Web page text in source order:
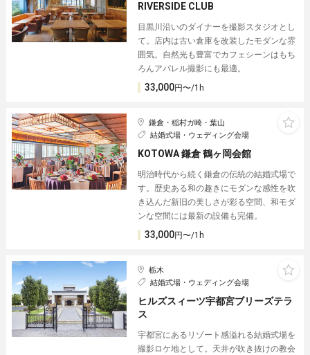
RIVERSIDE CLUB
目黒川沿いのダイナーを撮影スタジオとし
て。店内は古い倉庫を改装したモダンな雰
囲気。自然光も豊富でカフェシーンはもち
ろんアパレル撮影にも最適。
33,000円〜/1h
鎌倉・稲村ガ崎・葉山
結婚式場・ウェディング会場
KOTOWA 鎌倉 鶴ヶ岡会館
明治時代から続く鎌倉の伝統の結婚式場で
す。歴史ある和の趣きにモダンな感性を吹
き込んだ新旧の美しさが彩る空間、和モダ
ンな空間には最新の設備も完備。
33,000円〜/1h
栃木
結婚式場・ウェディング会場
ヒルズスィーツ宇都宮ブリーズテラ
ス
宇都宮にあるリゾート感溢れる結婚式場を
撮影ロケ地として。天井が吹き抜けの教会